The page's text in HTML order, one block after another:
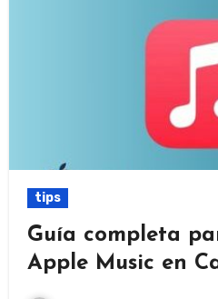
tips
Guía completa
Apple Music en